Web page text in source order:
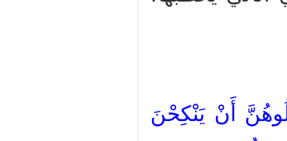
أَنْ يَنْكِحْنَ